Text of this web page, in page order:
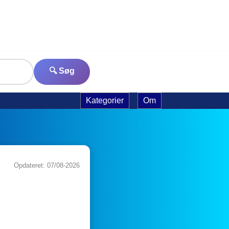
🔍 Søg
Kategorier Om
Opdateret: 07/08-2026